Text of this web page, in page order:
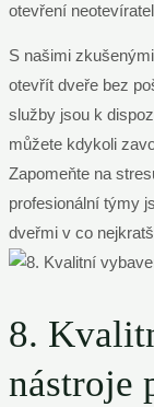
otevření
S našimi
otevřít dveře bez
služby jsou k
můžete kdykoli
Zapomeňte na
profesionální týmy
dveřmi v co
8.
nástroje